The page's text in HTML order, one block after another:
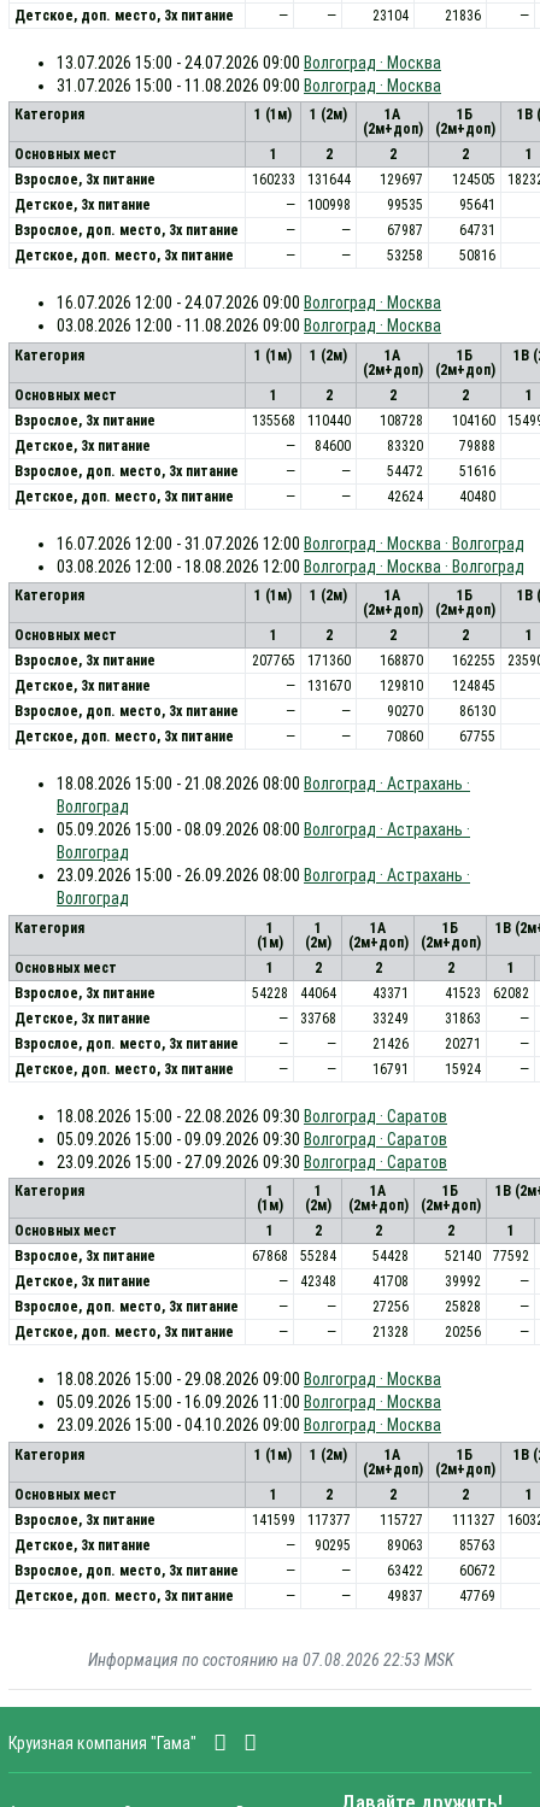
Детское, доп. место, 3x питание
— — 23104 21836 —
13.07.2026 15:00 - 24.07.2026 09:00 Волгоград · Москва
31.07.2026 15:00 - 11.08.2026 09:00 Волгоград · Москва
Категория 1 (1м) 1 (2м)
1А
(2м+доп)
1Б
(2м+доп)
1В
Основных мест 1 2 2 2
1
Взрослое, 3х питание
160233 131644 129697 124505
Детское, 3х питание
— 100998 99535
95641
Взрослое, доп. место, 3x питание
— — 67987
64731
Детское, доп. место, 3x питание
— — 53258 50816
16.07.2026 12:00 - 24.07.2026 09:00 Волгоград · Москва
03.08.2026 12:00 - 11.08.2026 09:00 Волгоград · Москва
Категория 1 (1м) 1 (2м)
1А
(2м+доп)
1Б
(2м+доп)
1В
Основных мест 1 2 2 2
1
Взрослое, 3х питание
135568 110440 108728 104160
Детское, 3х питание
— 84600 83320
79888
Взрослое, доп. место, 3x питание
— — 54472
51616
Детское, доп. место, 3x питание
— — 42624 40480
16.07.2026 12:00 - 31.07.2026 12:00 Волгоград · Москва · Волгоград
03.08.2026 12:00 - 18.08.2026 12:00 Волгоград · Москва · Волгоград
Категория 1 (1м) 1 (2м)
1А
(2м+доп)
1Б
(2м+доп)
1В
Основных мест 1 2 2 2
1
Взрослое, 3х питание
207765 171360 168870 162255
Детское, 3х питание
— 131670 129810
124845
Взрослое, доп. место, 3x питание
— — 90270
86130
Детское, доп. место, 3x питание
— — 70860 67755
18.08.2026 15:00 - 21.08.2026 08:00 Волгоград · Астрахань ·
Волгоград
05.09.2026 15:00 - 08.09.2026 08:00 Волгоград · Астрахань ·
Волгоград
23.09.2026 15:00 - 26.09.2026 08:00 Волгоград · Астрахань ·
Волгоград
Категория
1
(1м)
1
(2м)
1А
(2м+доп)
1Б
(2м+доп)
1В
Основных мест 1 2 2 2
1
Взрослое, 3х питание
54228 44064 43371 41523
62082
Детское, 3х питание
— 33768 33249 31863
—
Взрослое, доп. место, 3x питание
— — 21426 20271
—
Детское, доп. место, 3x питание
— — 16791 15924 —
18.08.2026 15:00 - 22.08.2026 09:30 Волгоград · Саратов
05.09.2026 15:00 - 09.09.2026 09:30 Волгоград · Саратов
23.09.2026 15:00 - 27.09.2026 09:30 Волгоград · Саратов
Категория
1
(1м)
1
(2м)
1А
(2м+доп)
1Б
(2м+доп)
1В
Основных мест 1 2 2 2
1
Взрослое, 3х питание
67868 55284 54428 52140
77592
Детское, 3х питание
— 42348 41708 39992
—
Взрослое, доп. место, 3x питание
— — 27256 25828
—
Детское, доп. место, 3x питание
— — 21328 20256 —
18.08.2026 15:00 - 29.08.2026 09:00 Волгоград · Москва
05.09.2026 15:00 - 16.09.2026 11:00 Волгоград · Москва
23.09.2026 15:00 - 04.10.2026 09:00 Волгоград · Москва
Категория 1 (1м) 1 (2м)
1А
(2м+доп)
1Б
(2м+доп)
1В
Основных мест 1 2 2 2
1
Взрослое, 3х питание
141599 117377 115727 111327
Детское, 3х питание
— 90295 89063
85763
Взрослое, доп. место, 3x питание
— — 63422
60672
Детское, доп. место, 3x питание
— — 49837 47769
Информация по состоянию на 07.08.2026 22:53 MSK
Круизная компания "Гама"
Давайте дружить!